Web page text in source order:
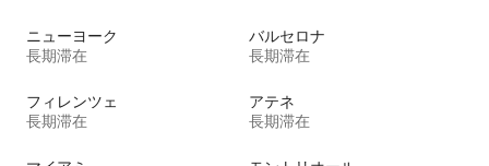
ニューヨーク
長期滞在
バルセロナ
長期滞在
フィレンツェ
長期滞在
アテネ
長期滞在